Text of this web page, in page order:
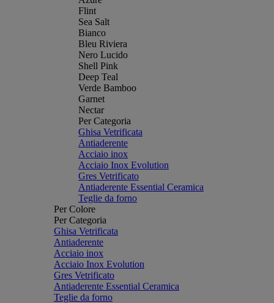
Flint
Sea Salt
Bianco
Bleu Riviera
Nero Lucido
Shell Pink
Deep Teal
Verde Bamboo
Garnet
Nectar
Per Categoria
Ghisa Vetrificata
Antiaderente
Acciaio inox
Acciaio Inox Evolution
Gres Vetrificato
Antiaderente Essential Ceramica
Teglie da forno
Per Colore
Per Categoria
Ghisa Vetrificata
Antiaderente
Acciaio inox
Acciaio Inox Evolution
Gres Vetrificato
Antiaderente Essential Ceramica
Teglie da forno